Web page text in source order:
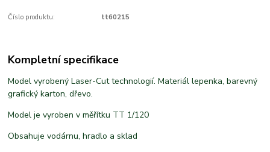
Číslo produktu: tt60215
Kompletní specifikace
Model vyrobený Laser-Cut technologií. Materiál lepenka, barevný
grafický karton, dřevo.
Model je vyroben v měřítku TT 1/120
Obsahuje vodárnu, hradlo a sklad